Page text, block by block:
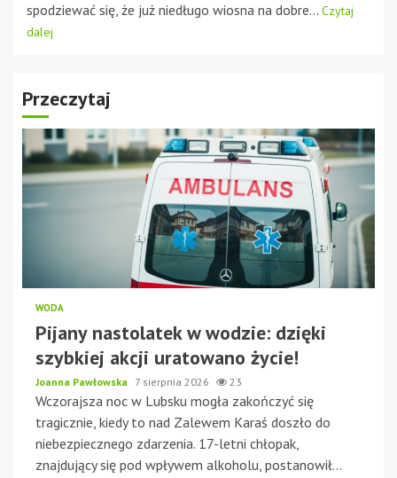
spodziewać się, że już niedługo wiosna na dobre... Czytaj
dalej
Przeczytaj
WODA
Pijany nastolatek w wodzie: dzięki
szybkiej akcji uratowano życie!
Joanna Pawłowska 7 sierpnia 2026 23
Wczorajsza noc w Lubsku mogła zakończyć się
tragicznie, kiedy to nad Zalewem Karaś doszło do
niebezpiecznego zdarzenia. 17-letni chłopak,
znajdujący się pod wpływem alkoholu, postanowił...